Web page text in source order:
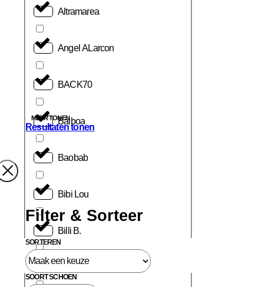
Altramarea
Angel ALarcon
BACK70
Balboa
Baobab
Bibi Lou
Billi B.
Birkenstock
MEER TONEN
Resultaten tonen
Filter & Sorteer
SORTEREN
SOORT SCHOEN